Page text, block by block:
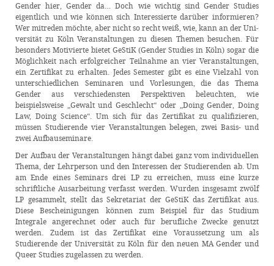
Gender hier, Gender da… Doch wie wichtig sind Gender Studies
eigentlich und wie können sich Interessierte darüber informieren?
Wer mitreden möchte, aber nicht so recht weiß, wie, kann an der Uni­
versität zu Köln Veranstaltungen zu diesen Themen besuchen. Für
besonders Motivierte bietet GeStiK (Gender Studies in Köln) sogar die
Möglichkeit nach erfolgreicher Teilnahme an vier Veranstaltungen,
ein Zertifikat zu erhalten. Jedes Semester gibt es eine Vielzahl von
unterschiedlichen Seminaren und Vorlesungen, die das Thema
Gender aus verschiedensten Perspektiven beleuchten, wie
beispielsweise „Gewalt und Geschlecht“ oder „Doing Gender, Doing
Law, Doing Science“. Um sich für das Zertifikat zu qualifizieren,
müssen Studierende vier Veranstaltungen belegen, zwei Basis- und
zwei Aufbauseminare.
Der Aufbau der Veranstaltungen hängt dabei ganz vom individuellen
Thema, der Lehrperson und den Interessen der Studierenden ab. Um
am Ende eines Seminars drei LP zu erreichen, muss eine kurze
schriftliche Ausarbeitung verfasst werden. Wurden insgesamt zwölf
LP gesammelt, stellt das Sekretariat der GeStiK das Zertifikat aus.
Diese Bescheinigungen können zum Beispiel für das Studium
Integrale angerechnet oder auch für berufliche Zwecke genutzt
werden. Zudem ist das Zertifikat eine Voraussetzung um als
Studierende der Universität zu Köln für den neuen MA Gender und
Queer Studies zugelassen zu werden.